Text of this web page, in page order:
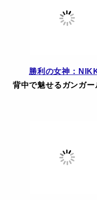
勝利の女神：
背中で魅せるガンガー